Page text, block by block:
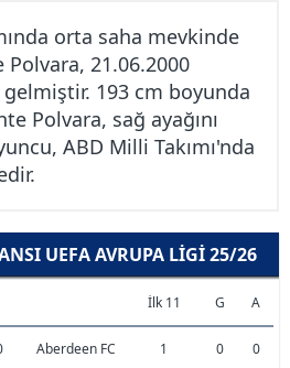
orta saha mevkinde
21.06.2000
193 cm boyunda
Polvara, sağ ayağını
ABD Milli Takımı'nda
UEFA AVRUPA LIGI 25/26
İlk 11 G
A
Aberdeen FC 1 0 0